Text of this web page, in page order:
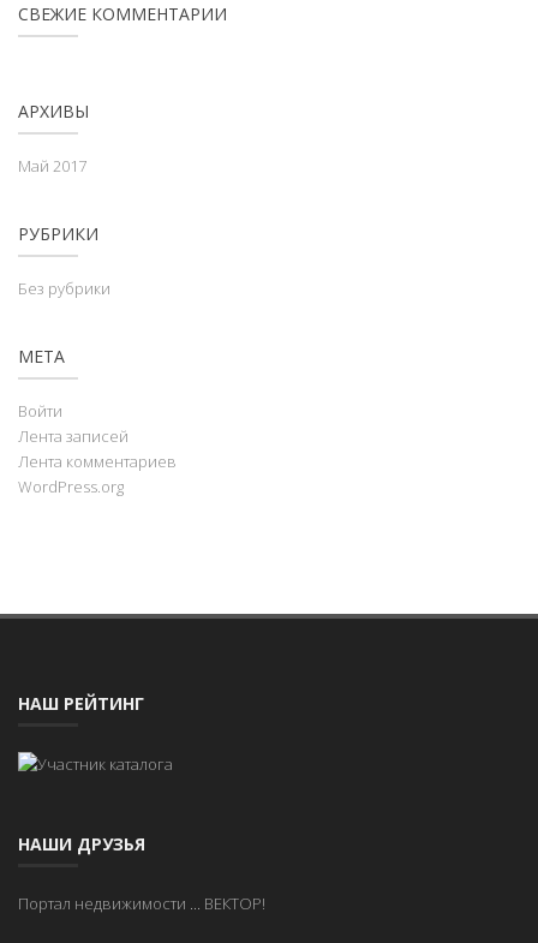
СВЕЖИЕ КОММЕНТАРИИ
АРХИВЫ
Май 2017
РУБРИКИ
Без рубрики
МЕТА
Войти
Лента записей
Лента комментариев
WordPress.org
НАШ РЕЙТИНГ
НАШИ ДРУЗЬЯ
Портал недвижимости ... ВЕКТОР!